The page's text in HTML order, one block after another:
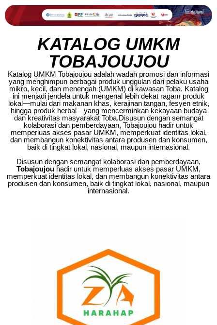
KATALOG UMKM
TOBAJOUJOU
Katalog UMKM Tobajoujou adalah wadah promosi dan informasi
yang menghimpun berbagai produk unggulan dari pelaku usaha
mikro, kecil, dan menengah (UMKM) di kawasan Toba. Katalog
ini menjadi jendela untuk mengenal lebih dekat ragam produk
lokal—mulai dari makanan khas, kerajinan tangan, fesyen etnik,
hingga produk herbal—yang mencerminkan kekayaan budaya
dan kreativitas masyarakat Toba.Disusun dengan semangat
kolaborasi dan pemberdayaan, Tobajoujou hadir untuk
memperluas akses pasar UMKM, memperkuat identitas lokal,
dan membangun konektivitas antara produsen dan konsumen,
baik di tingkat lokal, nasional, maupun internasional.
Disusun dengan semangat kolaborasi dan pemberdayaan,
Tobajoujou hadir untuk memperluas akses pasar UMKM,
memperkuat identitas lokal, dan membangun konektivitas antara
produsen dan konsumen, baik di tingkat lokal, nasional, maupun
internasional.